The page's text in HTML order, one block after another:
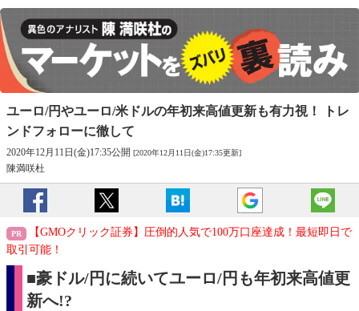
ユーロ/円やユーロ/米ドルの年初来高値更新も有力視！ トレ
ンドフォローに徹して
2020年12月11日(金)17:35公開 [2020年12月11日(金)17:35更新]
陳満咲杜
【GMOクリック証券】圧倒的人気で100万口座達成！最短即日で
取引可能！
■豪ドル/円に続いてユーロ/円も年初来高値更
新へ!?